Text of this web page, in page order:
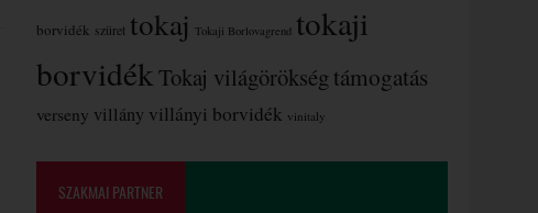
borvidék szüret tokaj Tokaji Borlovagrend tokaji
borvidékTokaj világörökségtámogatás
verseny villány villányi borvidék vinitaly
SZAKMAI PARTNER